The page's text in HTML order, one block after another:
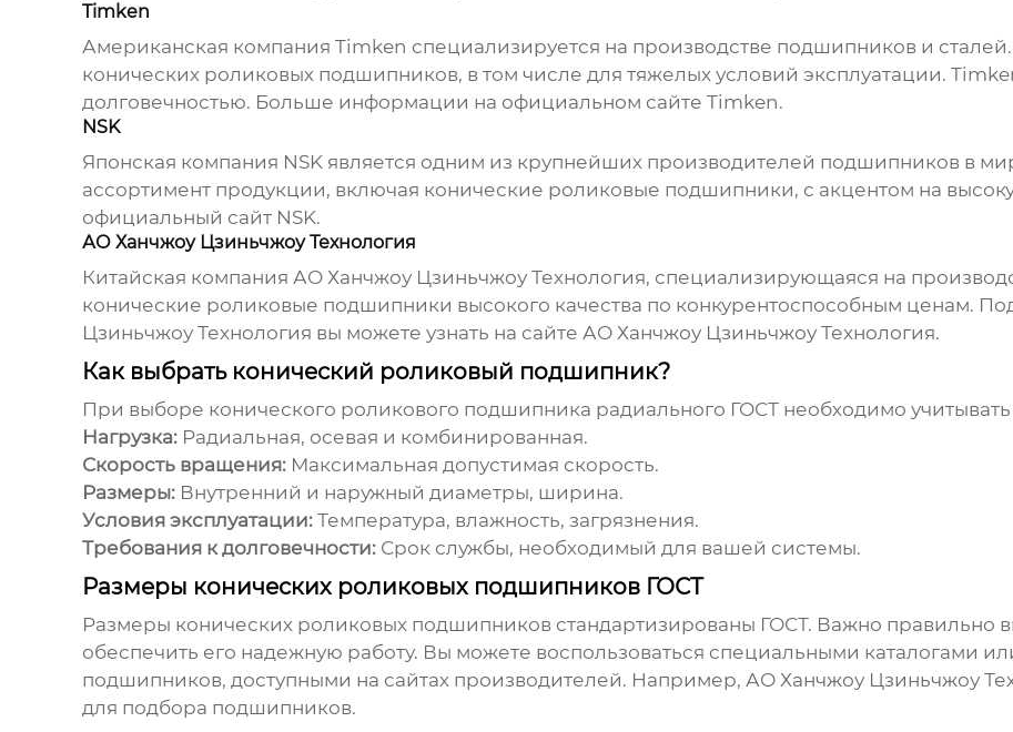
Timken
Американская компания Timken специализируется на производстве подшипников и
конических роликовых подшипников, в том числе для тяжелых условий эксплуатации.
долговечностью. Больше информации на официальном сайте Timken.
NSK
Японская компания NSK является одним из крупнейших производителей подшипников в
ассортимент продукции, включая конические роликовые подшипники, с акцентом на
официальный сайт NSK.
АО Ханчжоу Цзиньчжоу Технология
Китайская компания АО Ханчжоу Цзиньчжоу Технология, специализирующаяся на
конические роликовые подшипники высокого качества по конкурентоспособным ценам.
Цзиньчжоу Технология вы можете узнать на сайте АО Ханчжоу Цзиньчжоу Технология.
Как выбрать конический роликовый подшипник?
При выборе конического роликового подшипника радиального ГОСТнеобходимо
Нагрузка:Радиальная, осевая и комбинированная.
Скорость вращения:Максимальная допустимая скорость.
Размеры:Внутренний и наружный диаметры, ширина.
Условия эксплуатации:Температура, влажность, загрязнения.
Требования к долговечности:Срок службы, необходимый для вашей системы.
Размеры конических роликовых подшипников ГОСТ
Размеры конических роликовых подшипниковстандартизированы ГОСТ. Важно правильно
обеспечить его надежную работу. Вы можете воспользоваться специальными каталогами
подшипников, доступными на сайтах производителей. Например, АО Ханчжоу Цзиньчжоу
для подбора подшипников.